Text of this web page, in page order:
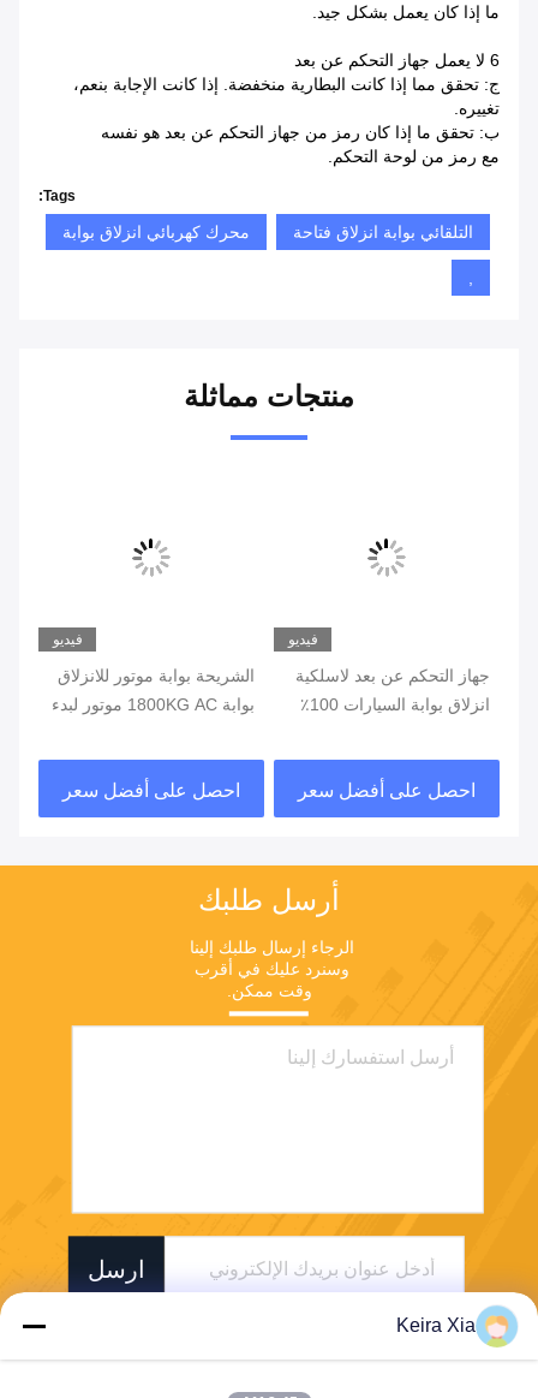
ما إذا كان يعمل بشكل جيد.
6 لا يعمل جهاز التحكم عن بعد
ج: تحقق مما إذا كانت البطارية منخفضة. إذا كانت الإجابة بنعم،
تغييره.
ب: تحقق ما إذا كان رمز من جهاز التحكم عن بعد هو نفسه
مع رمز من لوحة التحكم.
Tags:
التلقائي بوابة انزلاق فتاحة محرك كهربائي انزلاق بوابة
,
منتجات مماثلة
فيديو
جهاز التحكم عن بعد لاسلكية
انزلاق بوابة السيارات 100٪
احصل على أفضل سعر
فيديو
الشريحة بوابة موتور للانزلاق
بوابة 1800KG AC موتور لبدء
احصل على أفضل سعر
أرسل طلبك
وقت ممكن.
ارسل
Keira Xia